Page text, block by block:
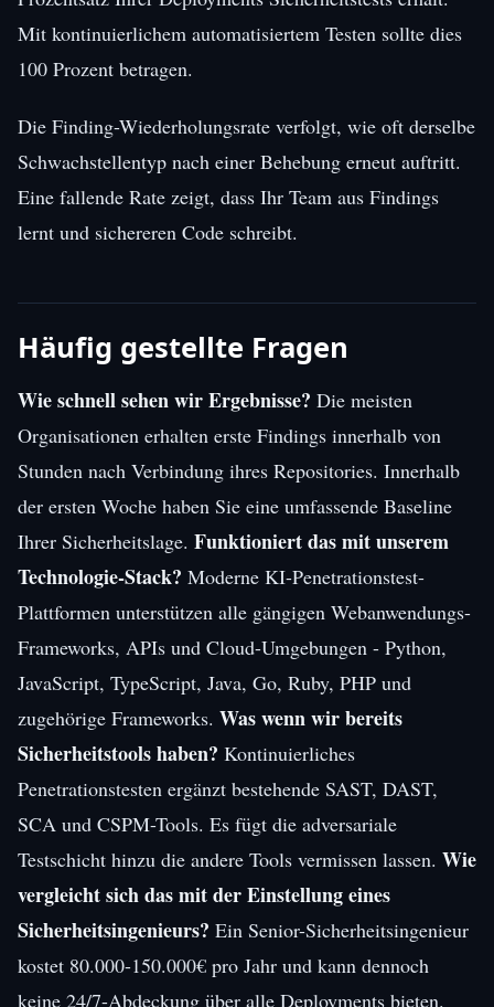
Mit kontinuierlichem automatisiertem Testen sollte dies
100 Prozent betragen.
Die Finding-Wiederholungsrate verfolgt, wie oft derselbe
Schwachstellentyp nach einer Behebung erneut auftritt.
Eine fallende Rate zeigt, dass Ihr Team aus Findings
lernt und sichereren Code schreibt.
Häufig gestellte Fragen
Wie schnell sehen wir Ergebnisse? Die meisten
Organisationen erhalten erste Findings innerhalb von
Stunden nach Verbindung ihres Repositories. Innerhalb
der ersten Woche haben Sie eine umfassende Baseline
Ihrer Sicherheitslage. Funktioniert das mit unserem
Technologie-Stack? Moderne KI-Penetrationstest-
Plattformen unterstützen alle gängigen Webanwendungs-
Frameworks, APIs und Cloud-Umgebungen - Python,
JavaScript, TypeScript, Java, Go, Ruby, PHP und
zugehörige Frameworks. Was wenn wir bereits
Sicherheitstools haben? Kontinuierliches
Penetrationstesten ergänzt bestehende SAST, DAST,
SCA und CSPM-Tools. Es fügt die adversariale
Testschicht hinzu die andere Tools vermissen lassen. Wie
vergleicht sich das mit der Einstellung eines
Sicherheitsingenieurs? Ein Senior-Sicherheitsingenieur
kostet 80.000-150.000€ pro Jahr und kann dennoch
keine 24/7-Abdeckung über alle Deployments bieten.